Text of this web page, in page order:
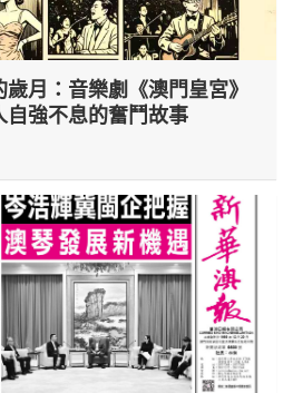
月：音樂劇《澳門皇宮》
強不息的奮鬥故事